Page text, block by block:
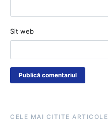
Sit web
CELE MAI CITITE ARTICOLE